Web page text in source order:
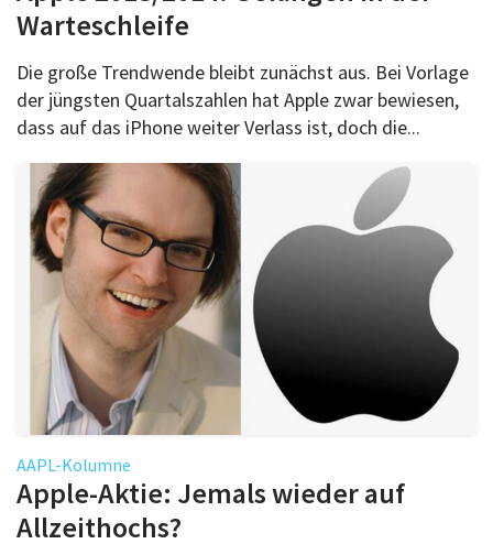
Warteschleife
Die große Trendwende bleibt zunächst aus. Bei Vorlage
der jüngsten Quartalszahlen hat Apple zwar bewiesen,
dass auf das iPhone weiter Verlass ist, doch die...
AAPL-Kolumne
Apple-Aktie: Jemals wieder auf
Allzeithochs?